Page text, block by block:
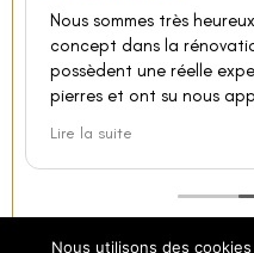
Nous sommes très
concept dans la
possèdent une réelle
pierres et ont su nous
sont intervenus pour le
menuiseries, le changement des canalisations, le
piquetage de tous les
chanvre, l'enduit chaux sable à l'extérieur et la
maçonnerie d'une
Lire la suite
Nous utilisons des